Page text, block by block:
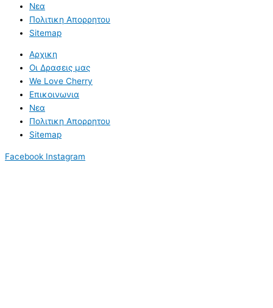
Νεα
Πολιτικη Απορρητου
Sitemap
Αρχικη
Οι Δρασεις μας
We Love Cherry
Επικοινωνια
Νεα
Πολιτικη Απορρητου
Sitemap
Facebook Instagram